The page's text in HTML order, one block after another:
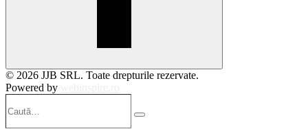
© 2026 JJB SRL. Toate drepturile rezervate.
Powered by
Search